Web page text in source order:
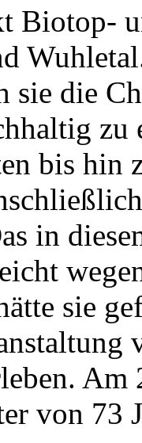
Biotop-
sie die
bis
in
sie
Am
von 73